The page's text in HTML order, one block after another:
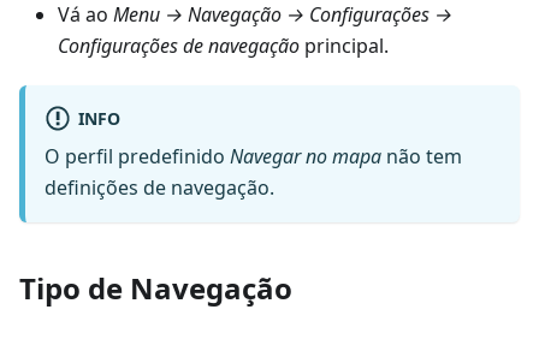
Vá ao Menu → Navegação → Configurações →
Configurações de navegação principal.
INFO
O perfil predefinido Navegar no mapa não tem
definições de navegação.
Tipo de Navegação